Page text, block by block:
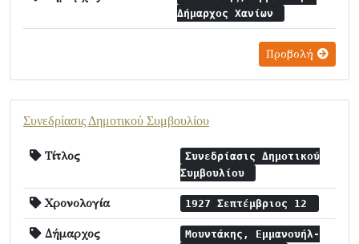
Δήμαρχος Χανίων
Προβολή
Συνεδρίασις Δημοτικού Συμβουλίου
Τίτλος
Συνεδρίασις Δημοτικού
Συμβουλίου
Χρονολογία 1927 Σεπτέμβριος 12
Δήμαρχος
Μουντάκης, Εμμανουήλ-